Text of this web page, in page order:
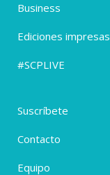
Business
Ediciones impresas
#SCPLIVE
Suscríbete
Contacto
Equipo